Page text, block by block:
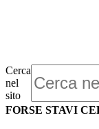
Cerca
nel
sito
FORSE STAVI